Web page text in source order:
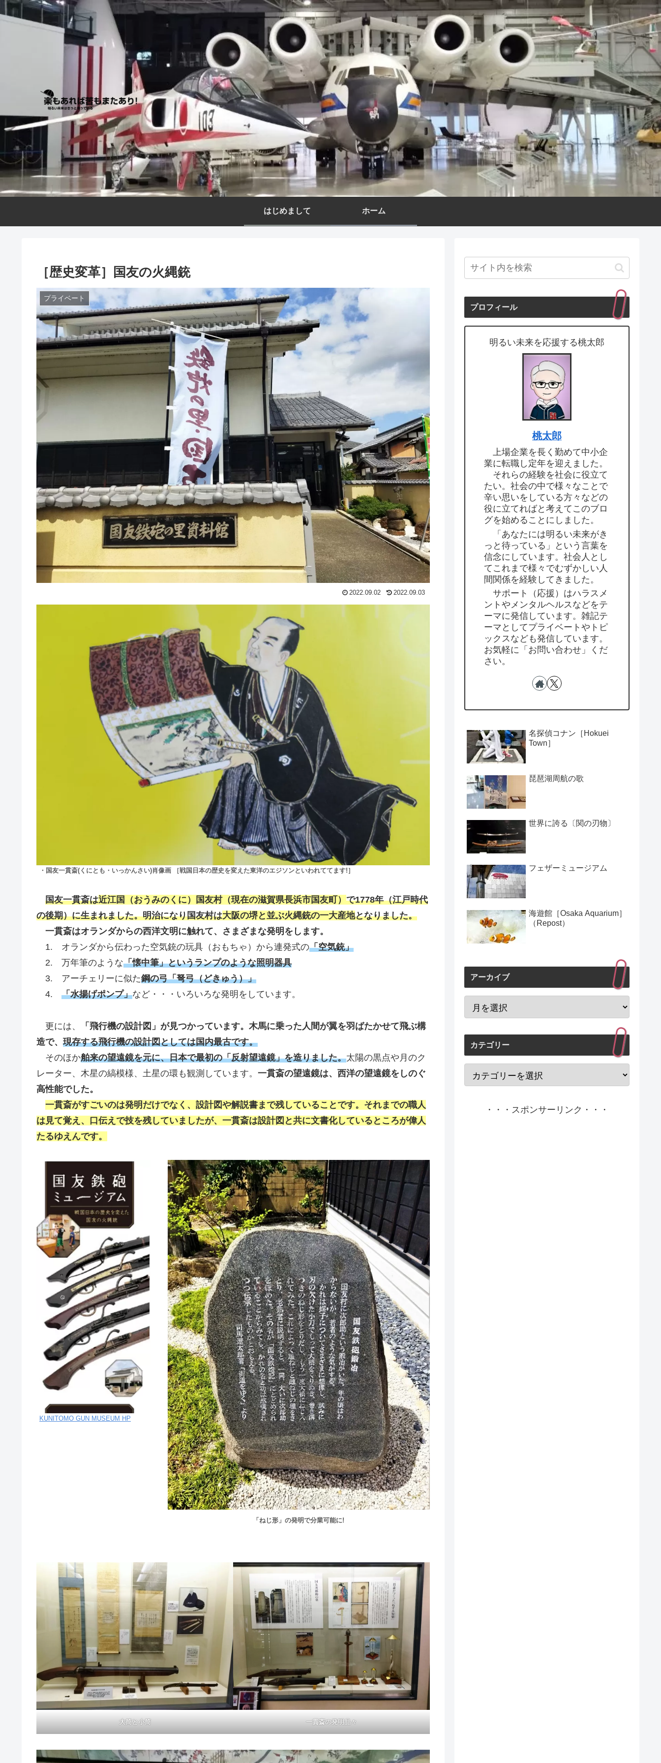
はじめまして ホーム
［歴史変革］国友の火縄銃
プライベート
2022.09.02 2022.09.03
・国友一貫斎(くにとも・いっかんさい)肖像画 ［戦国日本の歴史を変えた東洋のエジソンといわれててます!］
国友一貫斎は近江国（おうみのくに）国友村（現在の滋賀県長浜市国友町） で1778年（江戸時代
の後期）に生まれました。明治になり国友村は大阪の堺と並ぶ火縄銃の一大産地となりました。
一貫斎はオランダからの西洋文明に触れて、さまざまな発明をします。
1. オランダから伝わった空気銃の玩具（おもちゃ）から連発式の「空気銃」
2. 万年筆のような「懐中筆」というランプのような照明器具
3. アーチェリーに似た鋼の弓「弩弓（どきゅう）」
4. 「水揚げポンプ」など・・・いろいろな発明をしています。
更には、
「飛行機の設計図」が見つかっています。木馬に乗った人間が翼を羽ばたかせて飛ぶ構
造で、 現存する飛行機の設計図としては国内最古です。
そのほか舶来の望遠鏡を元に、日本で最初の「反射望遠鏡」を造りました。太陽の黒点や月のク
レーター、木星の縞模様、土星の環も観測しています。 一貫斎の望遠鏡は、西洋の望遠鏡をしのぐ
高性能でした。
一貫斎がすごいのは発明だけでなく、設計図や解説書まで残していることです。それまでの職人
は見て覚え、口伝えで技を残していましたが、一貫斎は設計図と共に文書化しているところが偉人
たるゆえんです。
KUNITOMO GUN MUSEUM HP
「ねじ形」の発明で分業可能に!
大筒と小筒 一貫斎の発明品々
プロフィール
明るい未来を応援する桃太郎
桃太郎
上場企業を長く勤めて中小企
業に転職し定年を迎えました。
それらの経験を社会に役立て
たい。社会の中で様々なことで
辛い思いをしている方々などの
役に立てればと考えてこのブロ
グを始めることにしました。
「あなたには明るい未来がき
っと待っている」という言葉を
信念にしています。社会人とし
てこれまで様々でむずかしい人
間関係を経験してきました。
サポート（応援）はハラスメ
ントやメンタルヘルスなどをテ
ーマに発信しています。雑記テ
ーマとしてプライベートやトピ
ックスなども発信しています。
お気軽に「お問い合わせ」くだ
さい。
名探偵コナン［Hokuei
Town］
琵琶湖周航の歌
世界に誇る〔関の刃物〕
フェザーミュージアム
海遊館［Osaka Aquarium］
（Repost）
アーカイブ
カテゴリー
・・・スポンサーリンク・・・